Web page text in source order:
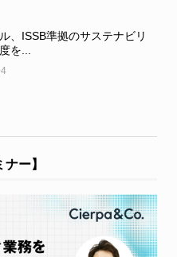
、ISSB準拠のサステナビリ
を...
ー】